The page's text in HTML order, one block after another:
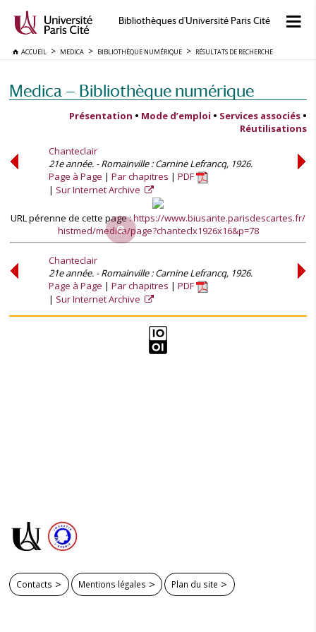
Bibliothèques d'Université Paris Cité
ACCUEIL MEDICA BIBLIOTHÈQUE NUMÉRIQUE RÉSULTATS DE RECHERCHE
Medica — Bibliothèque numérique
Présentation • Mode d’emploi • Services associés •
Réutilisations
Chanteclair
21e année. - Romainville : Carnine Lefrancq, 1926.
Page à Page
Par chapitres
PDF
Sur Internet Archive
URL pérenne de cette page :https://www.biusante.parisdescartes.fr/
histmed/medica/page?chanteclx1926x16&p=78
Chanteclair
21e année. - Romainville : Carnine Lefrancq, 1926.
Page à Page
Par chapitres
PDF
Sur Internet Archive
Contacts Mentions légales Plan du site